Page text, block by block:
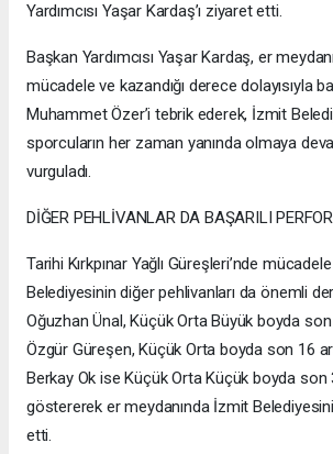
Yardımcısı Yaşar Kardaş’ı ziyaret etti.
Başkan Yardımcısı Yaşar Kardaş, er
mücadele ve kazandığı derece dolayısıyla
Muhammet Özer’i tebrik ederek, İzmit
sporcuların her zaman yanında olmaya
vurguladı.
DİĞER PEHLİVANLAR DA BAŞARILI
Tarihi Kırkpınar Yağlı Güreşleri’nde
Belediyesinin diğer pehlivanları da önemli
Oğuzhan Ünal, Küçük Orta Büyük boyda son
Özgür Güreşen, Küçük Orta boyda son 16
Berkay Ok ise Küçük Orta Küçük boyda son
göstererek er meydanında İzmit
etti.